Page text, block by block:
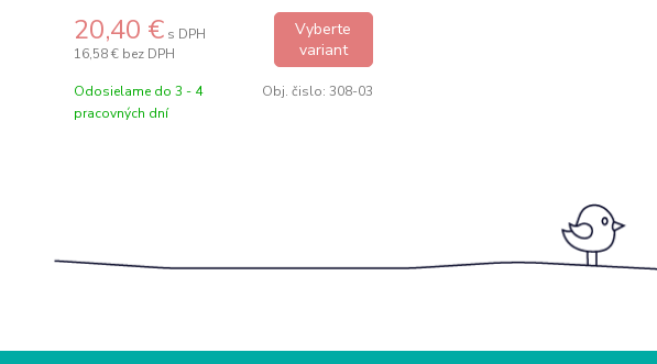
20,40 € s DPH
16,58 € bez DPH
Vyberte
variant
Odosielame do 3 - 4
pracovných dní
Obj. čislo: 308-03